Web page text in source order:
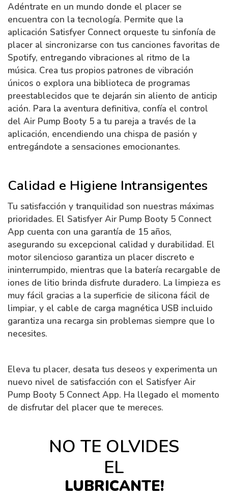
Adéntrate en un mundo donde el placer se
encuentra con la tecnología. Permite que la
aplicación Satisfyer Connect orqueste tu sinfonía de
placer al sincronizarse con tus canciones favoritas de
Spotify, entregando vibraciones al ritmo de la
música. Crea tus propios patrones de vibración
únicos o explora una biblioteca de programas
preestablecidos que te dejarán sin aliento de anticip
ación. Para la aventura definitiva, confía el control
del Air Pump Booty 5 a tu pareja a través de la
aplicación, encendiendo una chispa de pasión y
entregándote a sensaciones emocionantes.
Calidad e Higiene Intransigentes
Tu satisfacción y tranquilidad son nuestras máximas
prioridades. El Satisfyer Air Pump Booty 5 Connect
App cuenta con una garantía de 15 años,
asegurando su excepcional calidad y durabilidad. El
motor silencioso garantiza un placer discreto e
ininterrumpido, mientras que la batería recargable de
iones de litio brinda disfrute duradero. La limpieza es
muy fácil gracias a la superficie de silicona fácil de
limpiar, y el cable de carga magnética USB incluido
garantiza una recarga sin problemas siempre que lo
necesites.
Eleva tu placer, desata tus deseos y experimenta un
nuevo nivel de satisfacción con el Satisfyer Air
Pump Booty 5 Connect App. Ha llegado el momento
de disfrutar del placer que te mereces.
NO TE OLVIDES
EL
LUBRICANTE!